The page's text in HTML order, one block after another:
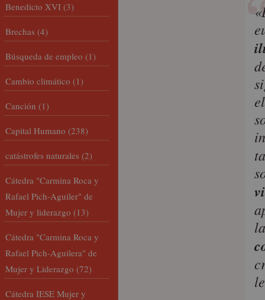
Benedicto XVI (3)
Brechas (4)
Búsqueda de empleo (1)
Cambio climático (1)
Canción (1)
Capital Humano (238)
catástrofes naturales (2)
Cátedra "Carmina Roca y
Rafael Pich-Aguiler" de
Mujer y liderazgo (13)
Cátedra "Carmina Roca y
Rafael Pich-Aguilera" de
Mujer y Liderazgo (72)
Cátedra IESE Mujer y